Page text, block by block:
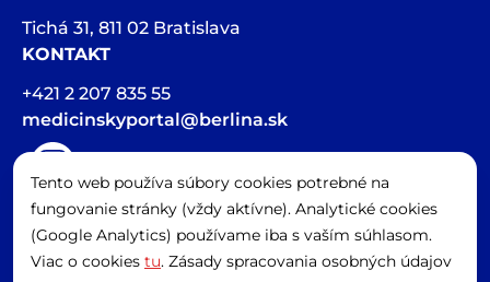
Tento web používa súbory cookies potrebné na
fungovanie stránky (vždy aktívne). Analytické cookies
(Google Analytics) používame iba s vaším súhlasom.
Viac o cookies tu. Zásady spracovania osobných údajov
Tichá 31, 811 02 Bratislava
KONTAKT
+421 2 207 835 55
medicinskyportal@berlina.sk
Hlasová stopa v článkoch bola vygenerovaná pomocou AI
Spravovať cookies